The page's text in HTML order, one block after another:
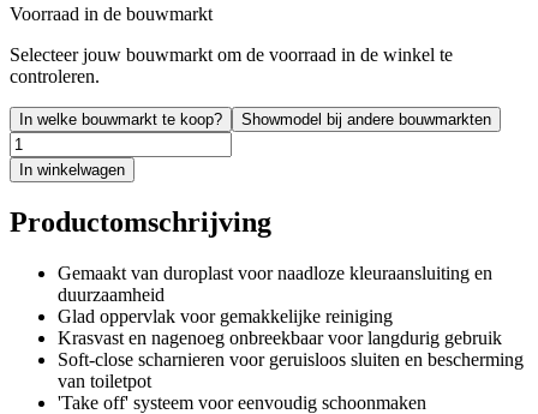
Voorraad in de bouwmarkt
Selecteer jouw bouwmarkt om de voorraad in de winkel te
controleren.
In welke bouwmarkt te koop? Showmodel bij andere bouwmarkten
In winkelwagen
Productomschrijving
Gemaakt van duroplast voor naadloze kleuraansluiting en
duurzaamheid
Glad oppervlak voor gemakkelijke reiniging
Krasvast en nagenoeg onbreekbaar voor langdurig gebruik
Soft-close scharnieren voor geruisloos sluiten en bescherming
van toiletpot
'Take off' systeem voor eenvoudig schoonmaken